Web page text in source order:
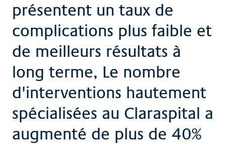
présentent un taux de
complications plus faible et
de meilleurs résultats à
long terme, Le nombre
d'interventions hautement
spécialisées au Claraspital a
augmenté de plus de 40%